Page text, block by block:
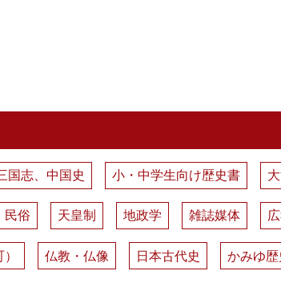
国志、中国史 小・中学生向け歴史書
民俗 天皇制 地政学 雑誌媒体
仏教・仏像 日本古代史 かみゆ